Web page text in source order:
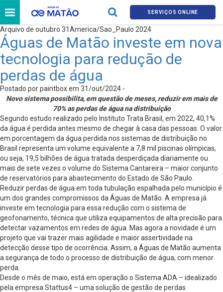
SERVIÇOS ONLINE
Arquivo de outubro 31America/Sao_Paulo 2024
Águas de Matão investe em nova
tecnologia para redução de
perdas de água
Postado por paintbox em 31/out/2024 -
Novo sistema possibilita, em questão de meses, reduzir em mais de
70% as perdas de água na distribuição
Segundo estudo realizado pelo Instituto Trata Brasil, em 2022, 40,1%
da água é perdida antes mesmo de chegar à casa das pessoas. O valor
em porcentagem da água perdida nos sistemas de distribuição no
Brasil representa um volume equivalente a 7,8 mil piscinas olímpicas,
ou seja, 19,5 bilhões de água tratada desperdiçada diariamente ou
mais de sete vezes o volume do Sistema Cantareira – maior conjunto
de reservatórios para abastecimento do Estado de São Paulo.
Reduzir perdas de água em toda tubulação espalhada pelo município é
um dos grandes compromissos da Águas de Matão. A empresa já
investe em tecnologia para essa redução com o sistema de
geofonamento, técnica que utiliza equipamentos de alta precisão para
detectar vazamentos em redes de água. Mas agora a novidade é um
projeto que vai trazer mais agilidade e maior assertividade na
detecção desse tipo de ocorrência. Assim, a Águas de Matão aumenta
a segurança de todo o processo de distribuição de água, com menor
perda.
Desde o mês de maio, está em operação o Sistema ADA – idealizado
pela empresa Stattus4 – uma solução de gestão de perdas